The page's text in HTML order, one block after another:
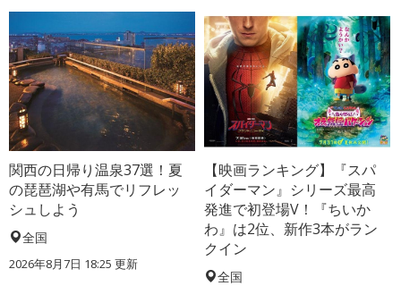
関西の日帰り温泉37選！夏
の琵琶湖や有馬でリフレッ
シュしよう
全国
2026年8月7日 18:25 更新
【映画ランキング】『スパ
イダーマン』シリーズ最高
発進で初登場V！『ちいか
わ』は2位、新作3本がラン
クイン
全国